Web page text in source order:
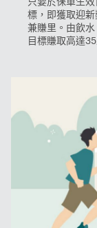
標，即獲取迎
兼賺里。由飲
目標賺取高達35